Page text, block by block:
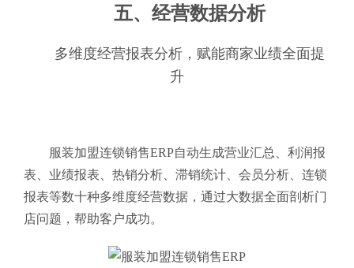
五、经营数据分析
多维度经营报表分析，赋能商家业绩全面提
升
服装加盟连锁销售ERP自动生成营业汇总、利润报
表、业绩报表、热销分析、滞销统计、会员分析、连锁
报表等数十种多维度经营数据，通过大数据全面剖析门
店问题，帮助客户成功。